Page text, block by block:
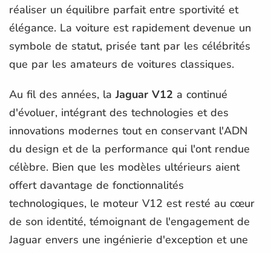
réaliser un équilibre parfait entre sportivité et
élégance. La voiture est rapidement devenue un
symbole de statut, prisée tant par les célébrités
que par les amateurs de voitures classiques.
Au fil des années, laJaguar V12 a continué
d'évoluer, intégrant des technologies et des
innovations modernes tout en conservant l'ADN
du design et de la performance qui l'ont rendue
célèbre. Bien que les modèles ultérieurs aient
offert davantage de fonctionnalités
technologiques, le moteur V12 est resté au cœur
de son identité, témoignant de l'engagement de
Jaguar envers une ingénierie d'exception et une